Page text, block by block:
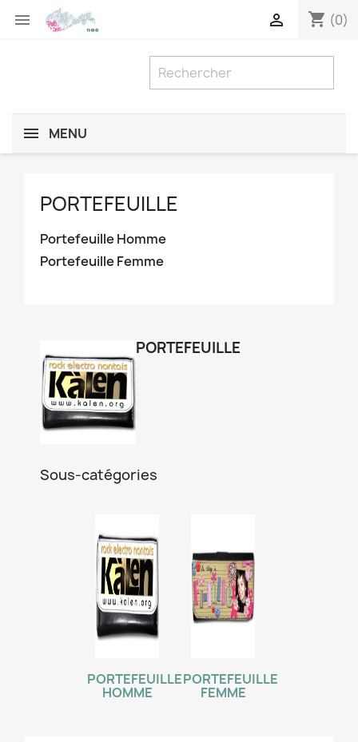
 shopping_cart (0)

MENU
PORTEFEUILLE
Portefeuille Homme
Portefeuille Femme
PORTEFEUILLE
Sous-catégories
PORTEFEUILLE
HOMME
PORTEFEUILLE
FEMME